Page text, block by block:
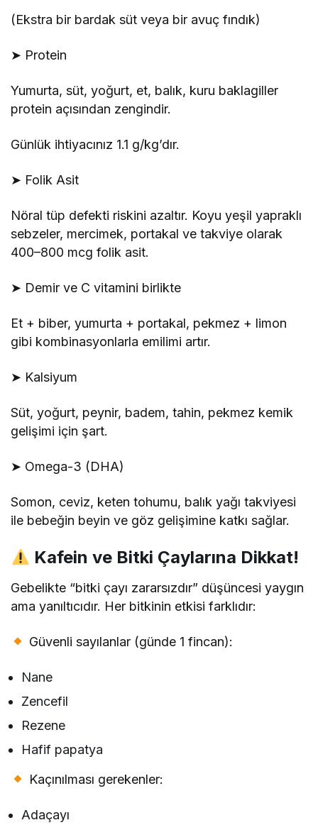
(Ekstra bir bardak süt veya bir avuç fındık)
➤ Protein
Yumurta, süt, yoğurt, et, balık, kuru baklagiller
protein açısından zengindir.
Günlük ihtiyacınız 1.1 g/kg’dır.
➤ Folik Asit
Nöral tüp defekti riskini azaltır. Koyu yeşil yapraklı
sebzeler, mercimek, portakal ve takviye olarak
400–800 mcg folik asit.
➤ Demir ve C vitamini birlikte
Et + biber, yumurta + portakal, pekmez + limon
gibi kombinasyonlarla emilimi artır.
➤ Kalsiyum
Süt, yoğurt, peynir, badem, tahin, pekmez kemik
gelişimi için şart.
➤ Omega-3 (DHA)
Somon, ceviz, keten tohumu, balık yağı takviyesi
ile bebeğin beyin ve göz gelişimine katkı sağlar.
Kafein ve Bitki Çaylarına Dikkat!
Gebelikte “bitki çayı zararsızdır” düşüncesi yaygın
ama yanıltıcıdır. Her bitkinin etkisi farklıdır:
Güvenli sayılanlar (günde 1 fincan):
Nane
Zencefil
Rezene
Hafif papatya
Kaçınılması gerekenler:
Adaçayı